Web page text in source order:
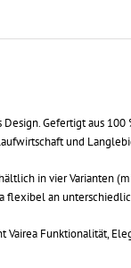
Gefertigt aus 100
und
in vier Varianten
flexibel an
Vairea Funktionalität,